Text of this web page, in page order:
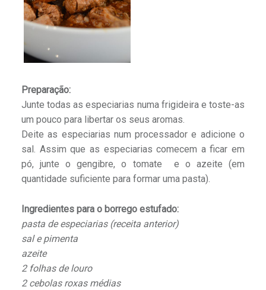
Preparação:
Junte todas as especiarias numa frigideira e toste-as
um pouco para libertar os seus aromas.
Deite as especiarias num processador e adicione o
sal. Assim que as especiarias comecem a ficar em
pó, junte o gengibre, o tomate e o azeite (em
quantidade suficiente para formar uma pasta).
Ingredientes para o borrego estufado:
pasta de especiarias (receita anterior)
sal e pimenta
azeite
2 folhas de louro
2 cebolas roxas médias